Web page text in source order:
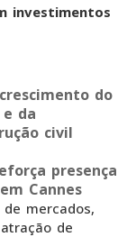
investimentos
do
da
civil
presença
Cannes
mercados,
de